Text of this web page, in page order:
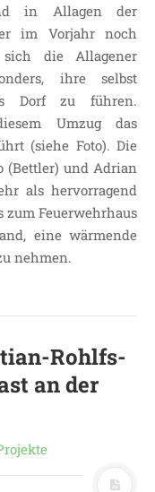
in Allagen der
im Vorjahr noch
sich die Allagener
ihre selbst
Dorf zu führen.
Umzug das
(siehe Foto). Die
(Bettler) und Adrian
als hervorragend
Feuerwehrhaus
eine wärmende
nehmen.
Rohlfs-
an der